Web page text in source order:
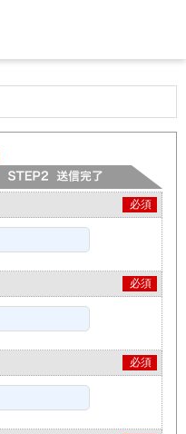
必須
必須
必須